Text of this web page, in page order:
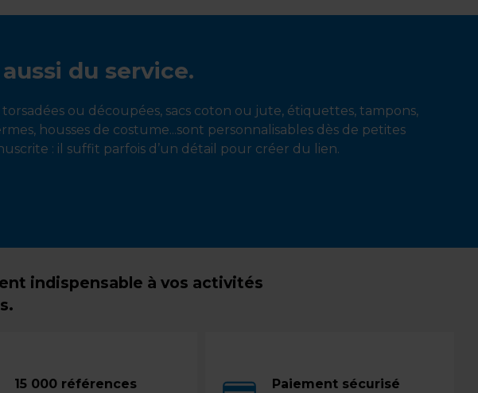
du service.
ou découpées, sacs coton ou jute, étiquettes, tampons,
housses de costume...sont personnalisables dès de petites
: il suffit parfois d’un détail pour créer du lien.
indispensable à vos activités
15 000 références Paiement sécurisé